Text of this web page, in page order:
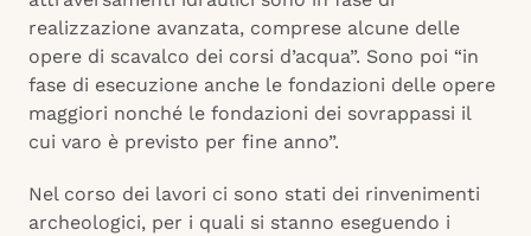
realizzazione avanzata, comprese alcune delle
opere di scavalco dei corsi d’acqua”. Sono poi “in
fase di esecuzione anche le fondazioni delle opere
maggiori nonché le fondazioni dei sovrappassi il
cui varo è previsto per fine anno”.
Nel corso dei lavori ci sono stati dei rinvenimenti
archeologici, per i quali si stanno eseguendo i